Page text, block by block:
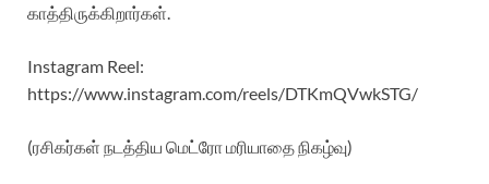
காத்திருக்கிறார்கள்.
Instagram Reel:
https://www.instagram.com/reels/DTKmQVwkSTG/
(ரசிகர்கள் நடத்திய மெட்ரோ மரியாதை நிகழ்வு)